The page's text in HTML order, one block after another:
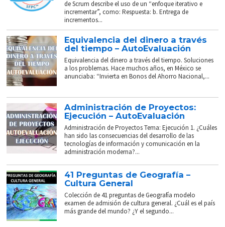
de Scrum describe el uso de un “enfoque iterativo e
incrementar”, como: Respuesta: b. Entrega de
incrementos...
Equivalencia del dinero a través
del tiempo – AutoEvaluación
Equivalencia del dinero a través del tiempo. Soluciones
a los problemas. Hace muchos años, en México se
anunciaba: “Invierta en Bonos del Ahorro Nacional,...
Administración de Proyectos:
Ejecución – AutoEvaluación
Administración de Proyectos Tema: Ejecución 1. ¿Cuáles
han sido las consecuencias del desarrollo de las
tecnologías de información y comunicación en la
administración moderna?...
41 Preguntas de Geografía –
Cultura General
Colección de 41 preguntas de Geografía modelo
examen de admisión de cultura general. ¿Cuál es el país
más grande del mundo? ¿Y el segundo...